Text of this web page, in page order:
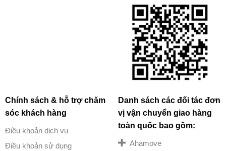
Chính sách & hỗ trợ chăm
sóc khách hàng
Điều khoản dịch vụ
Điều khoản sử dụng
Danh sách các đối tác đơn
vị vận chuyển giao hàng
toàn quốc bao gồm:
Ahamove